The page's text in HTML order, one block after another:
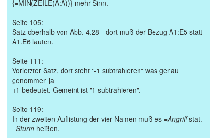
{=MIN(ZEILE(A:A))} mehr Sinn.
Seite 105:
Satz oberhalb von Abb. 4.28 - dort muß der Bezug A1:E5 statt
A1:E6 lauten.
Seite 111:
Vorletzter Satz, dort steht "-1 subtrahieren" was genau
genommen ja
+1 bedeutet. Gemeint ist "1 subtrahieren".
Seite 119:
In der zweiten Auflistung der vier Namen muß es =Angriffstatt
=Sturm heißen.